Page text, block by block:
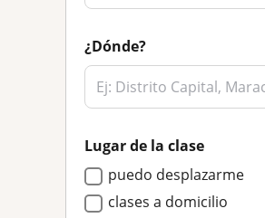
¿Dónde?
Lugar de la clase
puedo desplazarme
clases a domicilio